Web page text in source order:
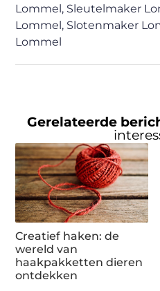
Lommel, Sleutelmaker
Lommel, Slotenmaker
Lommel
Gerelateerde
Creatief haken: de
wereld van
haakpakketten dieren
ontdekken